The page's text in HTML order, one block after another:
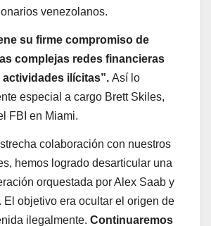
venezolanos.
su firme compromiso de
complejas redes financieras
ilícitas”. Así lo
especial a cargo Brett Skiles,
FBI en Miami.
colaboración con nuestros
hemos logrado desarticular una
orquestada por Alex Saab y
El objetivo era ocultar el origen de
ilegalmente. Continuaremos